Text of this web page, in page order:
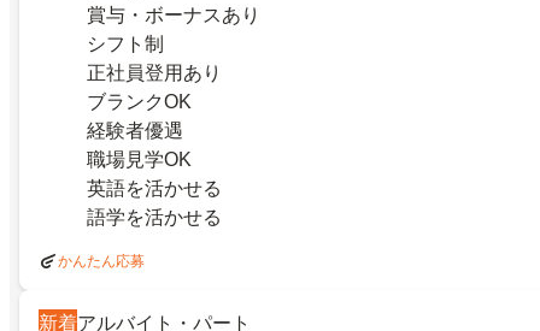
賞与・ボーナスあり
シフト制
正社員登用あり
ブランクOK
経験者優遇
職場見学OK
英語を活かせる
語学を活かせる
かんたん応募
新着アルバイト・パート